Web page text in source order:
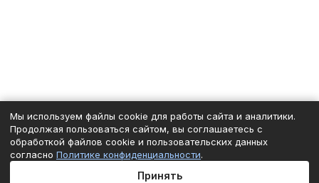
Мы используем файлы cookie для работы сайта и аналитики.
Продолжая пользоваться сайтом, вы соглашаетесь с
обработкой файлов cookie и пользовательских данных
согласно Политике конфиденциальности.
Принять